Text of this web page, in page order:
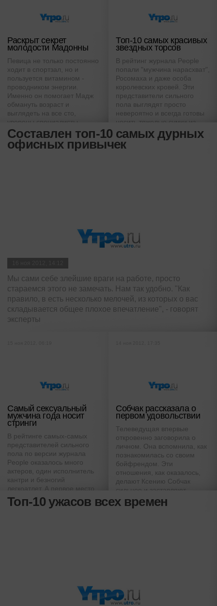
Раскрыт секрет
молодости Мадонны
Певица не только постоянно
ходит в спортзал, но и
пользуется витамином -
проводником энергии.
Именно он помогает Мадж
обмануть возраст и
выглядеть на все сто,
уверены специалисты
Топ-10 самых красивых
звездных торсов
В рейтинг журнала People
попали "мужчина нарасхват",
Росомаха и даже особа
королевских кровей. Эти
представители сильного
пола выглядят просто
невероятно и всегда готовы
носить тяжелые сумки из
ближайшего супермаркета,
уверены эксперты
Составлен топ-10 самых дурных
офисных привычек
Мы сами себе злейшие враги на работе, просто
стараемся этого не замечать. Нам так удобно. "Как
правило, в есть несколько мелочей, из которых о вас
складывается общее плохое впечатление", - говорят
эксперты
Самый сексуальный
мужчина года носит
стринги
В рейтинге самых-самых
представителей сильного
пола по версии журнала
People оказалось много
актеров, один исполнитель
кантри и безногий
легкоатлет. А первое место
завоевал бывший танцор
Собчак рассказала о
первом удовольствии
Телеведущая впервые
откровенно заговорила о
личном. Она вспомнила, как
познакомилась со своим
бойфрендом. Эти
отношения, как оказалось,
делают Ксению Собчак
сильнее и заставляют
меняться
Топ-10 ужасов всех времен